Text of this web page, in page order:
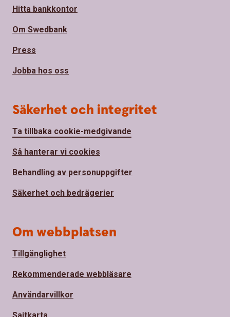
Hitta bankkontor
Om Swedbank
Press
Jobba hos oss
Säkerhet och integritet
Ta tillbaka cookie-medgivande
Så hanterar vi cookies
Behandling av personuppgifter
Säkerhet och bedrägerier
Om webbplatsen
Tillgänglighet
Rekommenderade webbläsare
Användarvillkor